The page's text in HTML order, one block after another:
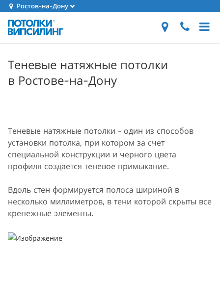
Ростов-на-Дону
Теневые натяжные потолки
в Ростове-на-Дону
Теневые натяжные потолки - один из способов
установки потолка, при котором за счет
специальной конструкции и черного цвета
профиля создается теневое примыкание.
Вдоль стен формируется полоса шириной в
несколько миллиметров, в тени которой скрыты все
крепежные элементы.